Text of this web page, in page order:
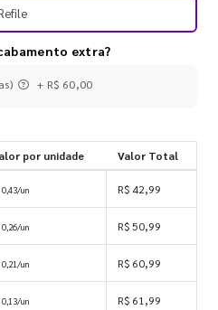
extra?
+ R$ 60,00
por unidade Valor Total
0,43/un R$ 42,99
0,26/un R$ 50,99
0,21/un R$ 60,99
0,13/un R$ 61,99